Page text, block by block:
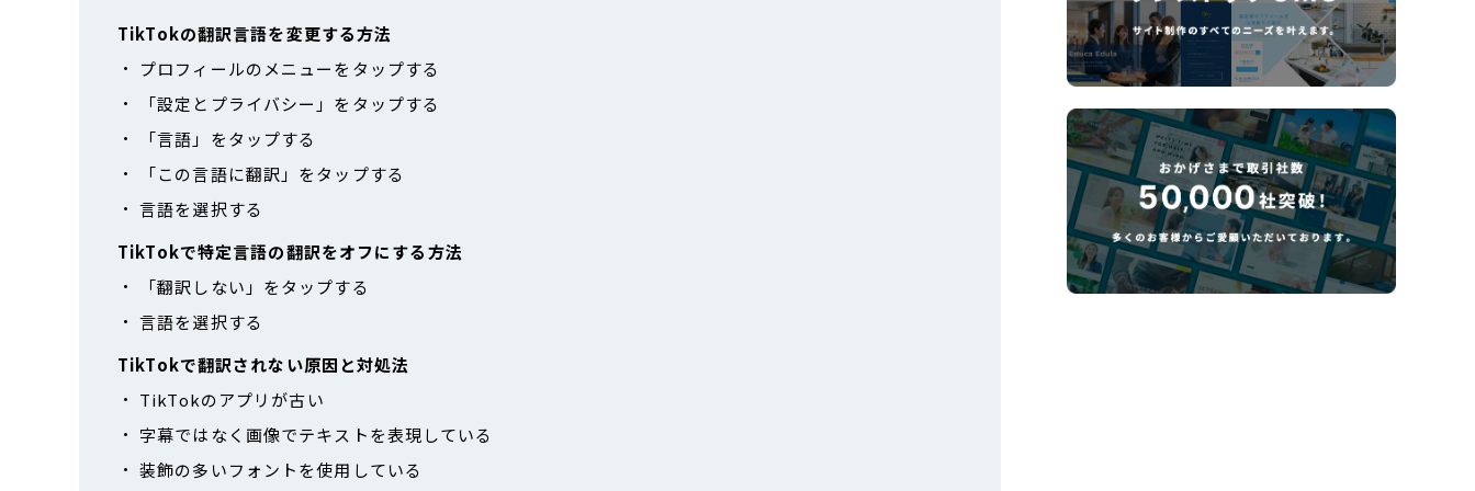
TikTokの翻訳言語を変更する方法
プロフィールのメニューをタップする
「設定とプライバシー」をタップする
「言語」をタップする
「この言語に翻訳」をタップする
言語を選択する
TikTokで特定言語の翻訳をオフにする方法
「翻訳しない」をタップする
言語を選択する
TikTokで翻訳されない原因と対処法
TikTokのアプリが古い
字幕ではなく画像でテキストを表現している
装飾の多いフォントを使用している